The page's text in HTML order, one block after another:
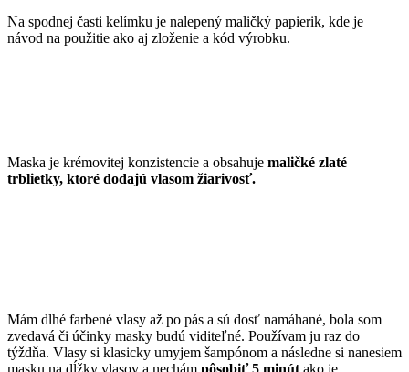
Na spodnej časti kelímku je nalepený maličký papierik, kde je
návod na použitie ako aj zloženie a kód výrobku.
Maska je krémovitej konzistencie a obsahuje maličké zlaté
trblietky, ktoré dodajú vlasom žiarivosť.
Mám dlhé farbené vlasy až po pás a sú dosť namáhané, bola som
zvedavá či účinky masky budú viditeľné. Používam ju raz do
týždňa. Vlasy si klasicky umyjem šampónom a následne si nanesiem